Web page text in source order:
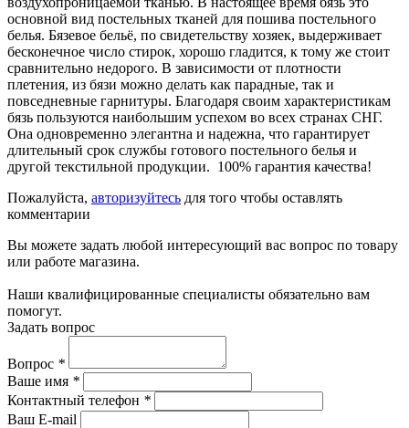
основной вид постельных тканей для пошива постельного
белья. Бязевое бельё, по свидетельству хозяек, выдерживает
бесконечное число стирок, хорошо гладится, к тому же стоит
сравнительно недорого. В зависимости от плотности
плетения, из бязи можно делать как парадные, так и
повседневные гарнитуры. Благодаря своим характеристикам
бязь пользуются наибольшим успехом во всех странах СНГ.
Она одновременно элегантна и надежна, что гарантирует
длительный срок службы готового постельного белья и
другой текстильной продукции. 100% гарантия качества!
Пожалуйста, авторизуйтесь для того чтобы оставлять
комментарии
Вы можете задать любой интересующий вас вопрос по товару
или работе магазина.
Наши квалифицированные специалисты обязательно вам
помогут.
Задать вопрос
Вопрос *
Ваше имя *
Контактный телефон *
Ваш E-mail